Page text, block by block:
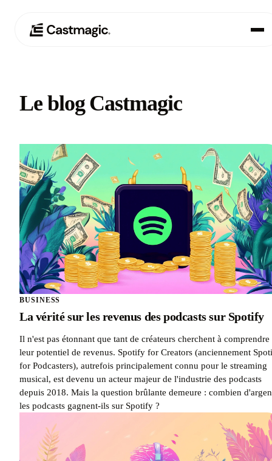
Cas d'utilisation
Tarification
04 À propos de nous
Le blog Castmagic
BUSINESS
La vérité sur les revenus des podcasts sur Spotify
Il n'est pas étonnant que tant de créateurs cherchent à comprendre
leur potentiel de revenus. Spotify for Creators (anciennement
for Podcasters), autrefois principalement connu pour le streaming
musical, est devenu un acteur majeur de l'industrie des podcasts
depuis 2018. Mais la question brûlante demeure : combien
les podcasts gagnent-ils sur Spotify ?